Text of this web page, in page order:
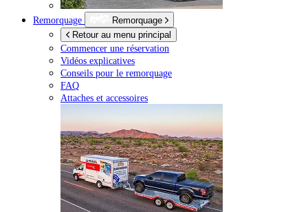
Remorquage
Remorquage
Retour au menu principal
Commencer une réservation
Vidéos explicatives
Conseils pour le remorquage
FAQ
Attaches et accessoires